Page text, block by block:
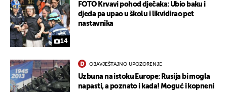
14
FOTO Krvavi pohod dječaka: Ubio baku i
djeda pa upao u školu i likvidirao pet
nastavnika
OBAVJEŠTAJNO UPOZORENJE
Uzbuna na istoku Europe: Rusija bi mogla
napasti, a poznato i kada! Moguć i kopneni